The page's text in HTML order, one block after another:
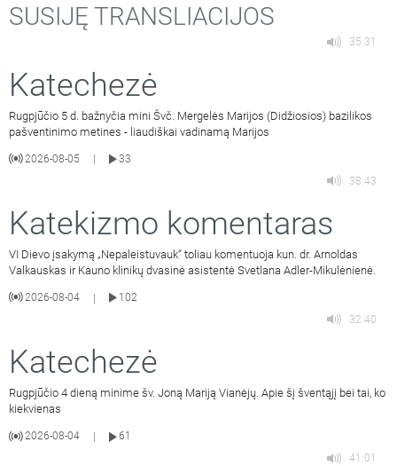
SUSIJĘ TRANSLIACIJOS
35:31
Katechezė
Rugpjūčio 5 d. bažnyčia mini Švč. Mergelės Marijos (Didžiosios) bazilikos
pašventinimo metines - liaudiškai vadinamą Marijos
2026-08-05
33
38:43
Katekizmo komentaras
VI Dievo įsakymą „Nepaleistuvauk“ toliau komentuoja kun. dr. Arnoldas
Valkauskas ir Kauno klinikų dvasinė asistentė Svetlana Adler-Mikulėnienė.
2026-08-04 |
102
32:40
Katechezė
Rugpjūčio 4 dieną minime šv. Joną Mariją Vianėjų. Apie šį šventąjį bei tai, ko
kiekvienas
2026-08-04
61
41:01